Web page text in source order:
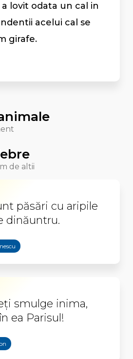
lovit odata un cal in
acelui cal se
girafe.
de altii
păsări cu aripile
dinăuntru.
smulge inima,
ea Parisul!